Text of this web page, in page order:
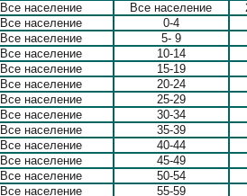
Все население Все население
Все население
0-4
Все население
5- 9
Все население
10-14
Все население
15-19
Все население
20-24
Все население
25-29
Все население
30-34
Все население
35-39
Все население
40-44
Все население
45-49
Все население
50-54
Все население
55-59